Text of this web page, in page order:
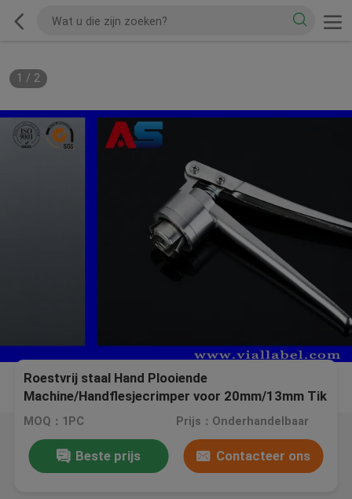
1 / 2
Roestvrij staal Hand Plooiende
Machine/Handflesjecrimper voor 20mm/13mm Tik
van Kappen
MOQ：1PC Prijs：Onderhandelbaar
Beste prijs Contacteer ons